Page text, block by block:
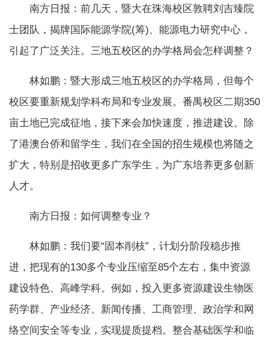
南方日报：前几天，暨大在珠海校区敦聘刘吉臻院
士团队，揭牌国际能源学院(筹)、能源电力研究中心，
引起了广泛关注。三地五校区的办学格局会怎样调整？
林如鹏：暨大形成三地五校区的办学格局，但每个
校区要重新规划学科布局和专业发展。番禺校区二期350
亩土地已完成征地，接下来会加快速度，推进建设。除
了港澳台侨和留学生，我们在全国的招生规模也将随之
扩大，特别是招收更多广东学生，为广东培养更多创新
人才。
南方日报：如何调整专业？
林如鹏：我们要“固本削枝”，计划分阶段稳步推
进，把现有的130多个专业压缩至85个左右，集中资源
建设特色、高峰学科。例如，投入更多资源建设生物医
药学群、产业经济、新闻传播、工商管理、政治学和网
络空间安全等专业，实现提质提档。整合基础医学和临